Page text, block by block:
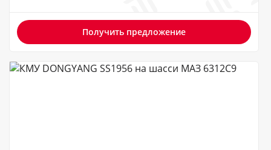
Получить предложение